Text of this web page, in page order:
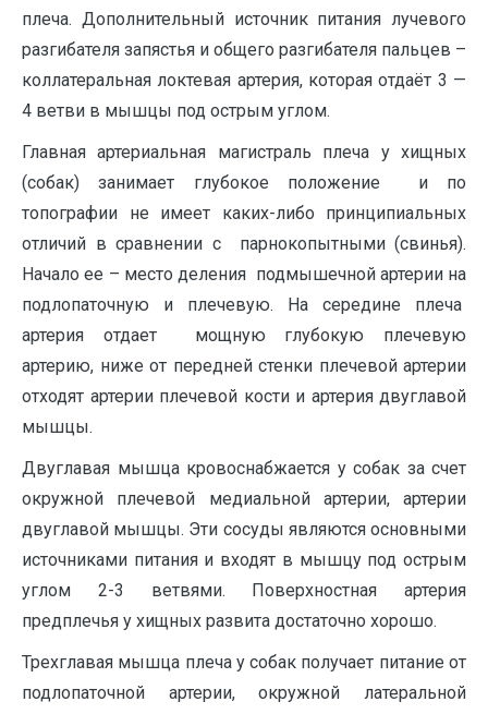
плеча. Дополнительный источник питания лучевого
разгибателя запястья и общего разгибателя пальцев –
коллатеральная локтевая артерия, которая отдаёт 3 —
4 ветви в мышцы под острым углом.
Главная артериальная магистраль плеча у хищных
(собак) занимает глубокое положение и по
топографии не имеет каких-либо принципиальных
отличий в сравнении с парнокопытными (свинья).
Начало ее – место деления подмышечной артерии на
подлопаточную и плечевую. На середине плеча
артерия отдает мощную глубокую плечевую
артерию, ниже от передней стенки плечевой артерии
отходят артерии плечевой кости и артерия двуглавой
мышцы.
Двуглавая мышца кровоснабжается у собак за счет
окружной плечевой медиальной артерии, артерии
двуглавой мышцы. Эти сосуды являются основными
источниками питания и входят в мышцу под острым
углом 2-3 ветвями. Поверхностная артерия
предплечья у хищных развита достаточно хорошо.
Трехглавая мышца плеча у собак получает питание от
подлопаточной артерии, окружной латеральной